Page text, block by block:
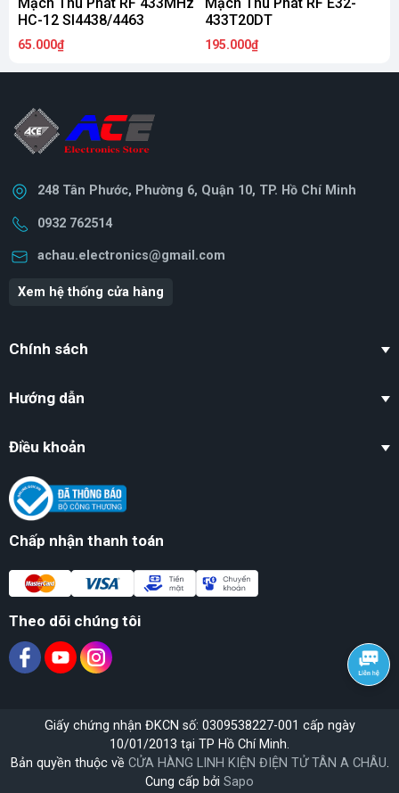
HC-12 SI4438/4463
65.000₫
433T20DT
195.000₫
248 Tân Phước, Phường 6, Quận 10, TP. Hồ Chí Minh
0932 762514
achau.electronics@gmail.com
Xem hệ thống cửa hàng
Chính sách
Hướng dẫn
Điều khoản
Chấp nhận thanh toán
Theo dõi chúng tôi
Bản quyền thuộc về CỬA HÀNG LINH KIỆN ĐIỆN TỬ TÂN A CHÂU.
Cung cấp bởi Sapo
Giấy chứng nhận ĐKCN số: 0309538227-001 cấp ngày
10/01/2013 tại TP Hồ Chí Minh.